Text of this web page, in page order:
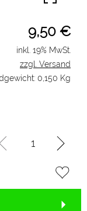
9,50 €
inkl. 19% MwSt.
zzgl. Versand
0,150 Kg